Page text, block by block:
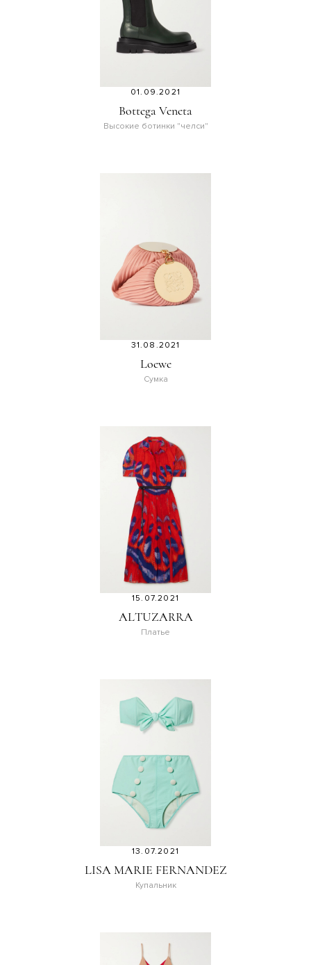
01.09.2021
Bottega Veneta
Высокие ботинки "челси"
31.08.2021
Loewe
Сумка
15.07.2021
ALTUZARRA
Платье
13.07.2021
LISA MARIE FERNANDEZ
Купальник